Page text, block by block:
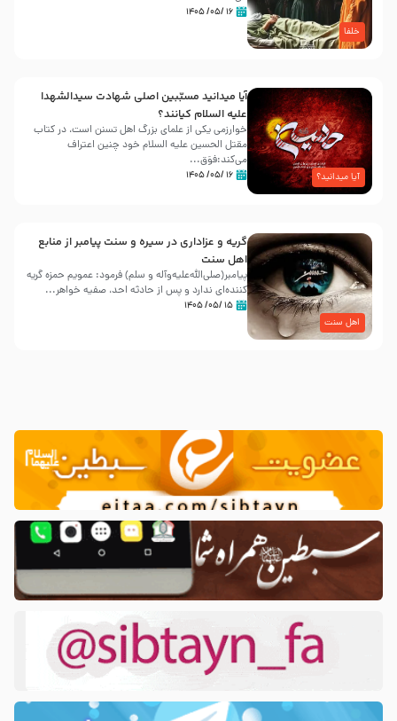
خلفا
۱۶ /۰۵/ ۱۴۰۵
آیا میدانید؟
آیا میدانید مسبّبین اصلی شهادت سیدالشهدا
علیه ‌السلام کیانند؟
خوارزمی یکی از علمای بزرگ اهل تسنن است، در کتاب
مقتل الحسین علیه ‌السلام خود چنین اعتراف
می‌کند:فوَق...
۱۶ /۰۵/ ۱۴۰۵
اهل سنت
گریه و عزاداری در سیره و سنت پیامبر از منابع
اهل سنت
پیامبر(صلی‌الله‌علیه‌وآله و سلم) فرمود: عمویم حمزه گریه
کننده‌ای ندارد و پس از حادثه احد، صفیه خواهر...
۱۵ /۰۵/ ۱۴۰۵